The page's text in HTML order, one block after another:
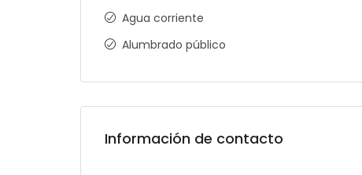
Agua corriente
Alumbrado público
Información de contacto